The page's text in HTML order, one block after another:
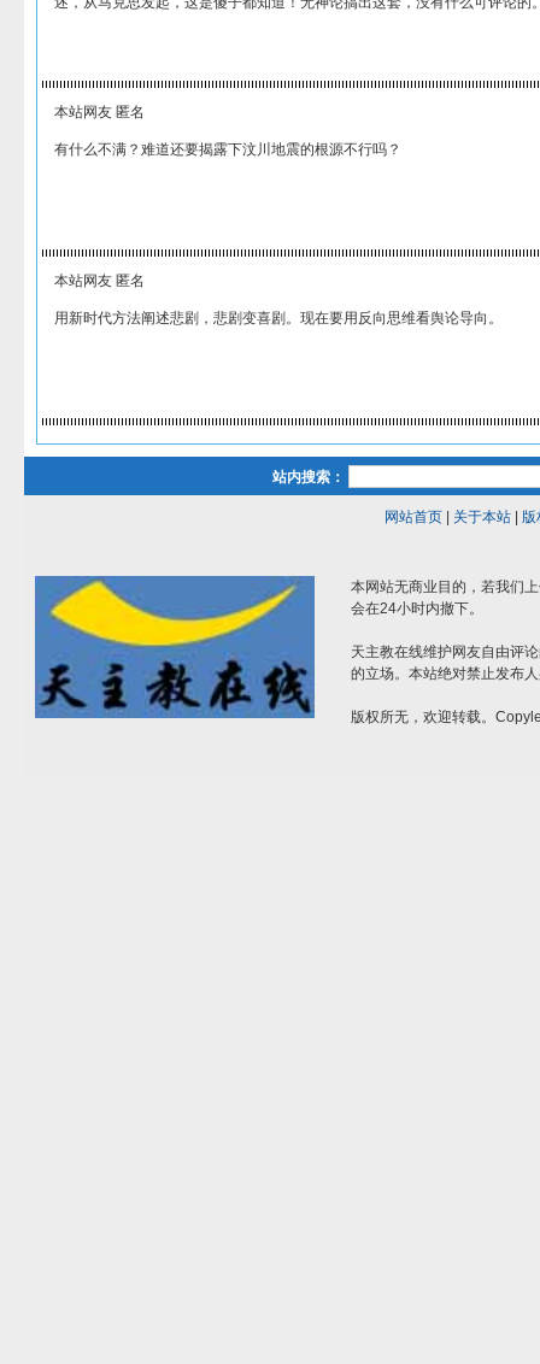
本站网友 匿名
有什么不满？难道还要揭露下汶川地震的根源不行吗？
本站网友 匿名
用新时代方法阐述悲剧，悲剧变喜剧。现在要用反向思维看舆论导向。
站内搜索：
网站首页| 关于本站| 版
本网站无商业目的，若我们
会在24小时内撤下。
天主教在线维护网友自由评
的立场。本站绝对禁止发布
版权所无，欢迎转载。